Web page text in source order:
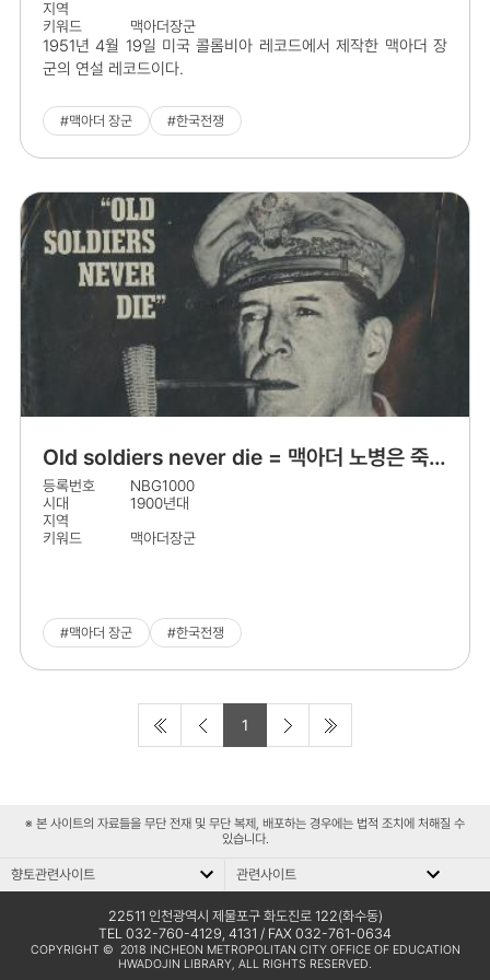
지역
키워드
맥아더장군
1951년 4월 19일 미국 콜롬비아 레코드에서 제작한 맥아더 장
군의 연설 레코드이다.
#맥아더 장군 #한국전쟁
Old soldiers never die = 맥아더 노병은 죽지
않는다.
등록번호
NBG1000
시대
1900년대
지역
키워드
맥아더장군
#맥아더 장군 #한국전쟁
첫 페 이전 5
로
1 다음 5
로
마지막
로
※ 본 사이트의 자료들을 무단 전재 및 무단 복제, 배포하는 경우에는 법적 조치에 처해질 수
있습니다.
향토관련사이트
향토관련사이트
남구학산문화원
관
련
사
이
관련사이트
관련사이트
인천평생학습관
국회도서관
22511 인천광역시 제물포구 화도진로 122(화수동)
TEL 032-760-4129, 4131 / FAX 032-761-0634
COPYRIGHT © 2018 INCHEON METROPOLITAN CITY OFFICE OF EDUCATION
HWADOJIN LIBRARY, ALL RIGHTS RESERVED.